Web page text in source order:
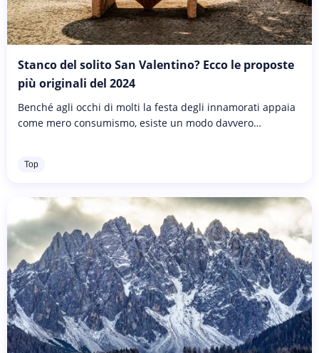
Stanco del solito San Valentino? Ecco le proposte
più originali del 2024
Benché agli occhi di molti la festa degli innamorati appaia
come mero consumismo, esiste un modo davvero
Top